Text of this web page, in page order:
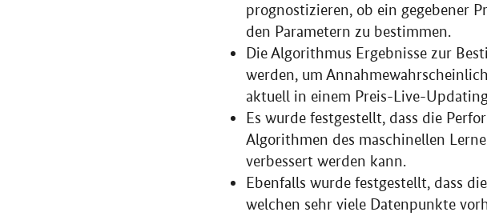
prognostizieren, ob ein gegebener
den Parametern zu bestimmen.
Die Algorithmus Ergebnisse zur
werden, um
aktuell in einem Preis-Live-
Es wurde festgestellt, dass die
Algorithmen des maschinellen
verbessert werden kann.
Ebenfalls wurde festgestellt, dass
welchen sehr viele Datenpunkte